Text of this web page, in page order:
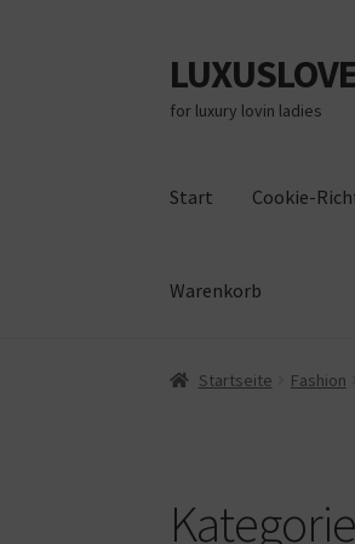
Zur
Navigation
springen
Zum
Inhalt
springen
for luxury lovin ladies
Start Cookie-
Warenkorb
Start Cookie-Richtlinie
Startseite Fashion